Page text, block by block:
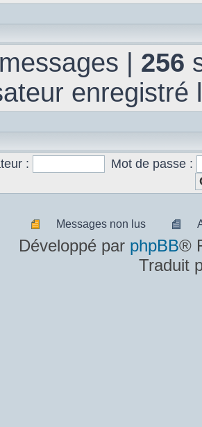
messages | 256
:
Mot de passe :
Messages
non
Messages non lus
lu
Développé par phpBB®
Traduit